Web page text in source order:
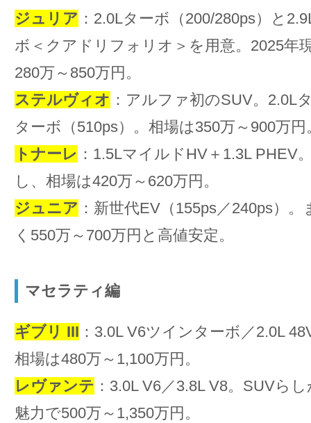
ジュリア ：2.0Lターボ（200/280ps）と
ボ＜クアドリフォリオ＞を用意。2025年
280万～850万円。
ステルヴィオ ：アルファ初のSUV。2.0L
ターボ（510ps）。相場は350万～900万円
トナーレ ：1.5LマイルドHV＋1.3L PHEV
し、相場は420万～620万円。
ジュニア ：新世代EV（155ps／240ps）
く550万～700万円と高値安定。
マセラティ編
ギブリ III ：3.0L V6ツインターボ／2.0L
相場は480万～1,100万円。
レヴァンテ ：3.0L V6／3.8L V8。SUVら
魅力で500万～1,350万円。